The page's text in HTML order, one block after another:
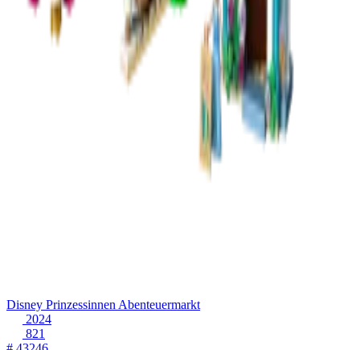
Disney Prinzessinnen Abenteuermarkt
2024
821